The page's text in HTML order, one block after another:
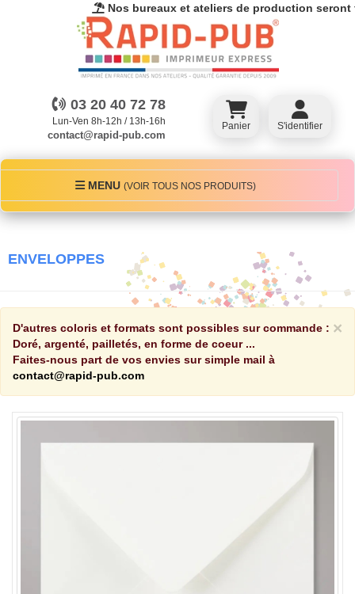
Nos bureaux et ateliers de production seront
03 20 40 72 78
Lun-Ven 8h-12h / 13h-16h
contact@rapid-pub.com
Panier S'identifier
MENU
MENU (VOIR TOUS NOS PRODUITS)
ENVELOPPES
×
D'autres coloris et formats sont possibles sur commande :
Doré, argenté, pailletés, en forme de coeur ...
Faites-nous part de vos envies sur simple mail à
contact@rapid-pub.com